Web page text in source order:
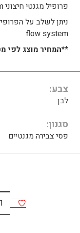
פרופיל מגנטי חיצוני flow system בצבע לבן.
ניתן לשלב על
flow system
**המחיר מוצג לפי
צבע
לבן
סגנון
פסי צבירה מגנטיים
כמות
של